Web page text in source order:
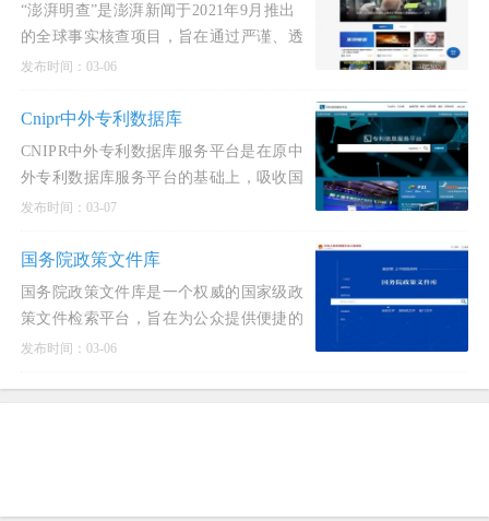
“澎湃明查”是澎湃新闻于2021年9月推出
的全球事实核查项目，旨在通过严谨、透
明、讲求逻辑的溯源核查，对国际新闻热
发布时间：03-06
Cnipr中外专利数据库
CNIPR中外专利数据库服务平台是在原中
外专利数据库服务平台的基础上，吸收国
内外先进专利检索系统的优点，采用国内
发布时间：03-07
国务院政策文件库
国务院政策文件库是一个权威的国家级政
策文件检索平台，旨在为公众提供便捷的
政策文件查询服务。该文件库收录了国务
发布时间：03-06